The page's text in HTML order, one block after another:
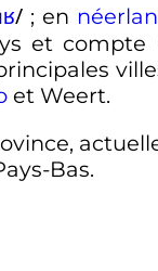
ʁ/ ; en
et
et Weert.
Bas.